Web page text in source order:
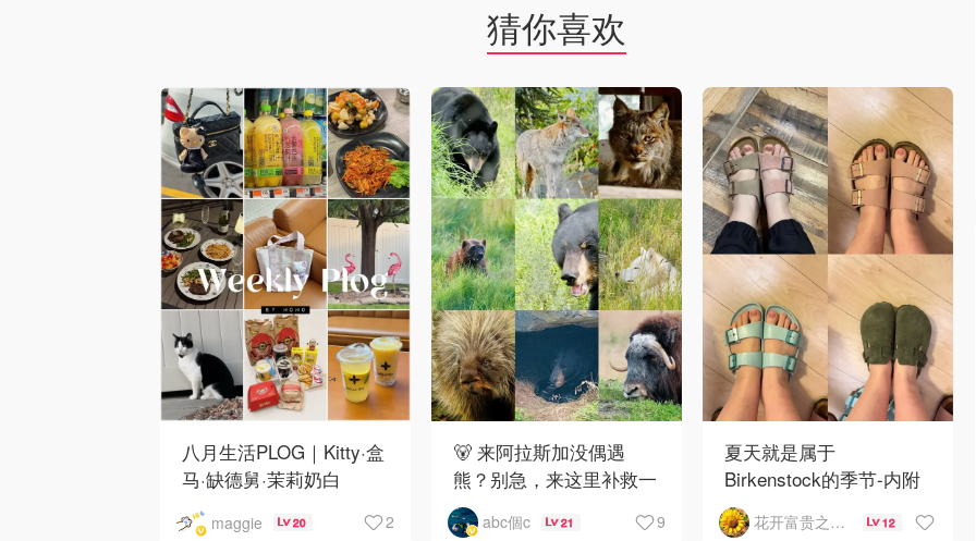
猜你喜欢
八月生活PLOG｜Kitty·盒
马·缺德舅·茉莉奶白
·Costco·Wendy's
maggie 20 2
🐻 来阿拉斯加没偶遇
熊？别急，来这里补救一
下！
abc個c 21 9
夏天就是属于
Birkenstock的季节-内附
如何选择
花开富贵之Mo个Mo 12